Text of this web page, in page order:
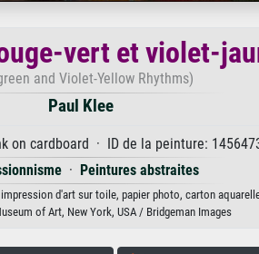
vert et violet-
and Violet-Yellow Rhythms)
Paul Klee
on cardboard · ID de la peinture:
· Peintures abstraites
d'art sur toile, papier photo, carton
of Art, New York, USA / Bridgeman Images